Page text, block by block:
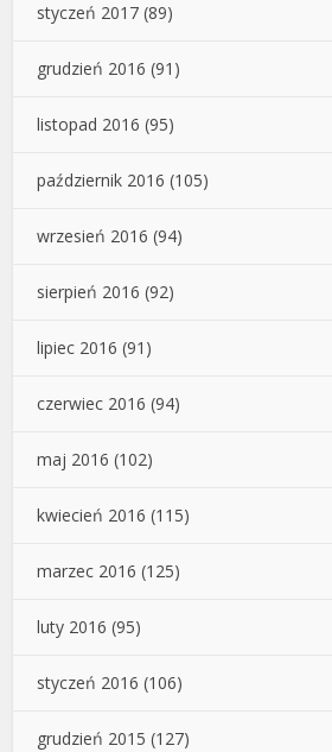
styczeń 2017 (89)
grudzień 2016 (91)
listopad 2016 (95)
październik 2016 (105)
wrzesień 2016 (94)
sierpień 2016 (92)
lipiec 2016 (91)
czerwiec 2016 (94)
maj 2016 (102)
kwiecień 2016 (115)
marzec 2016 (125)
luty 2016 (95)
styczeń 2016 (106)
grudzień 2015 (127)